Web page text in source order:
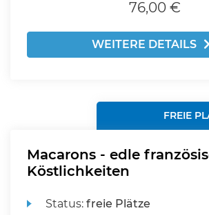
76,00 €
WEITERE DETAILS
FREIE
Macarons - edle
Köstlichkeiten
Status:freie Plätze